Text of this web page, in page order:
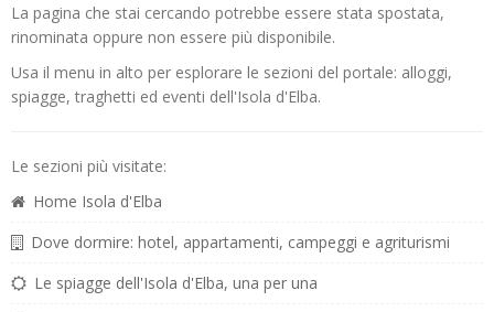
La pagina che stai cercando potrebbe essere stata spostata,
rinominata oppure non essere più disponibile.
Usa il menu in alto per esplorare le sezioni del portale: alloggi,
spiagge, traghetti ed eventi dell'Isola d'Elba.
Le sezioni più visitate:
Home Isola d'Elba
Dove dormire: hotel, appartamenti, campeggi e agriturismi
Le spiagge dell'Isola d'Elba, una per una